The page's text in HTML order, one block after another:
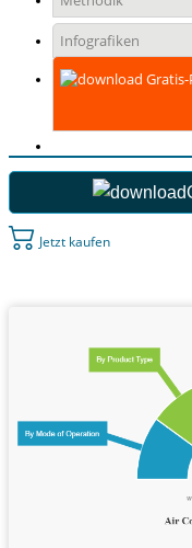
Infografiken
Jetzt kaufen